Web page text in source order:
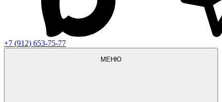
+7 (912) 653-75-77
МЕНЮ